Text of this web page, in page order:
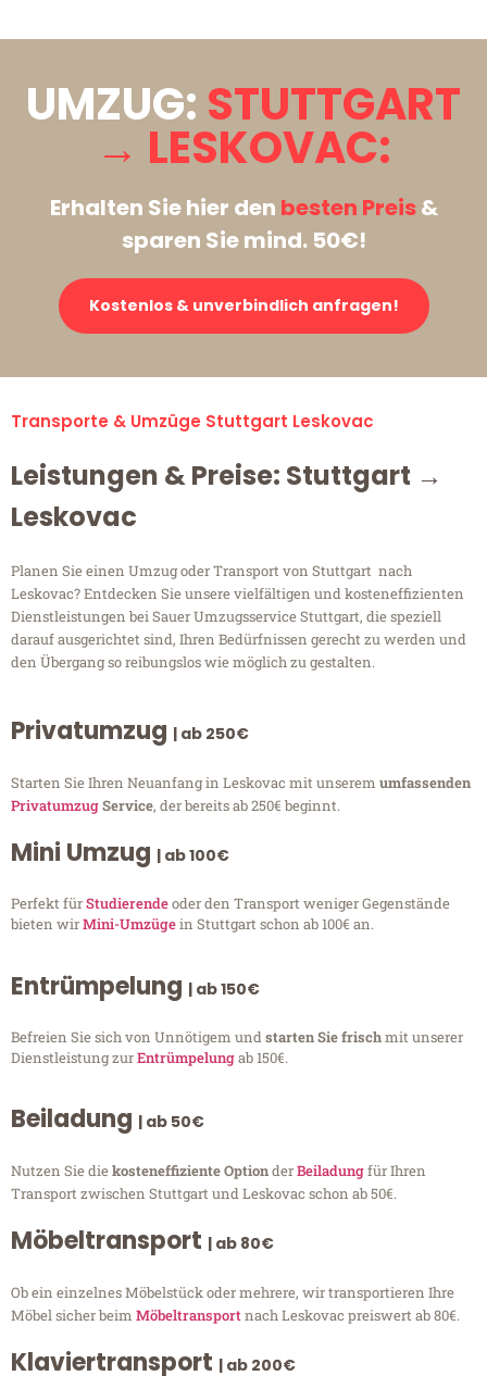
UMZUG: STUTTGART
→ LESKOVAC:
Erhalten Sie hier den besten Preis&
sparen Sie mind. 50€!
Kostenlos & unverbindlich anfragen!
Transporte & Umzüge Stuttgart Leskovac
Leistungen & Preise: Stuttgart →
Leskovac
Planen Sie einen Umzug oder Transport von Stuttgart nach
Leskovac? Entdecken Sie unsere vielfältigen und kosteneffizienten
Dienstleistungen bei Sauer Umzugsservice Stuttgart, die speziell
darauf ausgerichtet sind, Ihren Bedürfnissen gerecht zu werden und
den Übergang so reibungslos wie möglich zu gestalten.
Privatumzug | ab 250€
Starten Sie Ihren Neuanfang in Leskovac mit unserem umfassenden
PrivatumzugService, der bereits ab 250€ beginnt.
Mini Umzug | ab 100€
Perfekt fürStudierendeoder den Transport weniger Gegenstände
bieten wirMini-Umzügein Stuttgart schon ab 100€ an.
Entrümpelung | ab 150€
Befreien Sie sich von Unnötigem undstarten Sie frischmit unserer
Dienstleistung zurEntrümpelungab 150€.
Beiladung | ab 50€
Nutzen Sie diekosteneffiziente OptionderBeiladungfür Ihren
Transport zwischen Stuttgart und Leskovac schon ab 50€.
Möbeltransport | ab 80€
Ob ein einzelnes Möbelstück oder mehrere, wir transportieren Ihre
Möbel sicher beim Möbeltransportnach Leskovac preiswert ab 80€.
Klaviertransport | ab 200€